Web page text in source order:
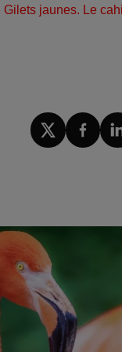
Gilets jaunes. Le